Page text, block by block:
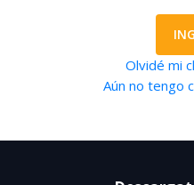
Olvidé mi
Aún no tengo